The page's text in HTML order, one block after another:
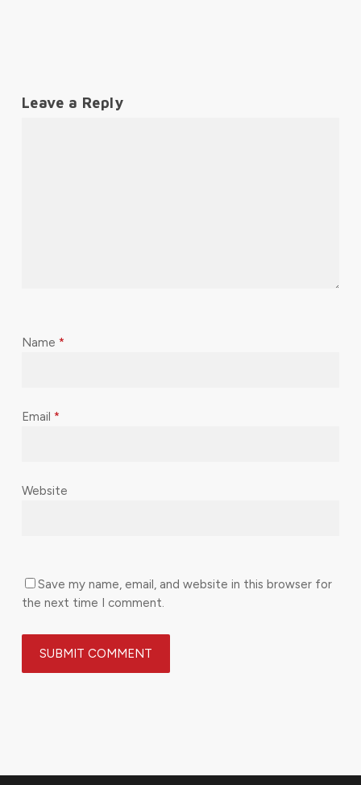
Leave a Reply
Name *
Email *
Website
Save my name, email, and website in this browser for
the next time I comment.